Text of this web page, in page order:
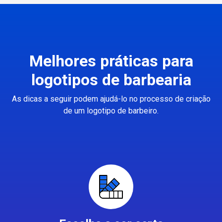
Melhores práticas para
logotipos de barbearia
As dicas a seguir podem ajudá-lo no processo de criação
de um logotipo de barbeiro.